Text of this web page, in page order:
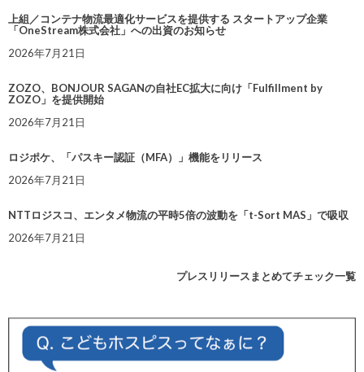
上組／コンテナ物流最適化サービスを提供する スタートアップ企業
「OneStream株式会社」への出資のお知らせ
2026年7月21日
ZOZO、BONJOUR SAGANの自社EC拡大に向け「Fulfillment by
ZOZO」を提供開始
2026年7月21日
ロジポケ、「パスキー認証（MFA）」機能をリリース
2026年7月21日
NTTロジスコ、エンタメ物流の平時5倍の波動を「t-Sort MAS」で吸収
2026年7月21日
プレスリリースまとめてチェック一覧